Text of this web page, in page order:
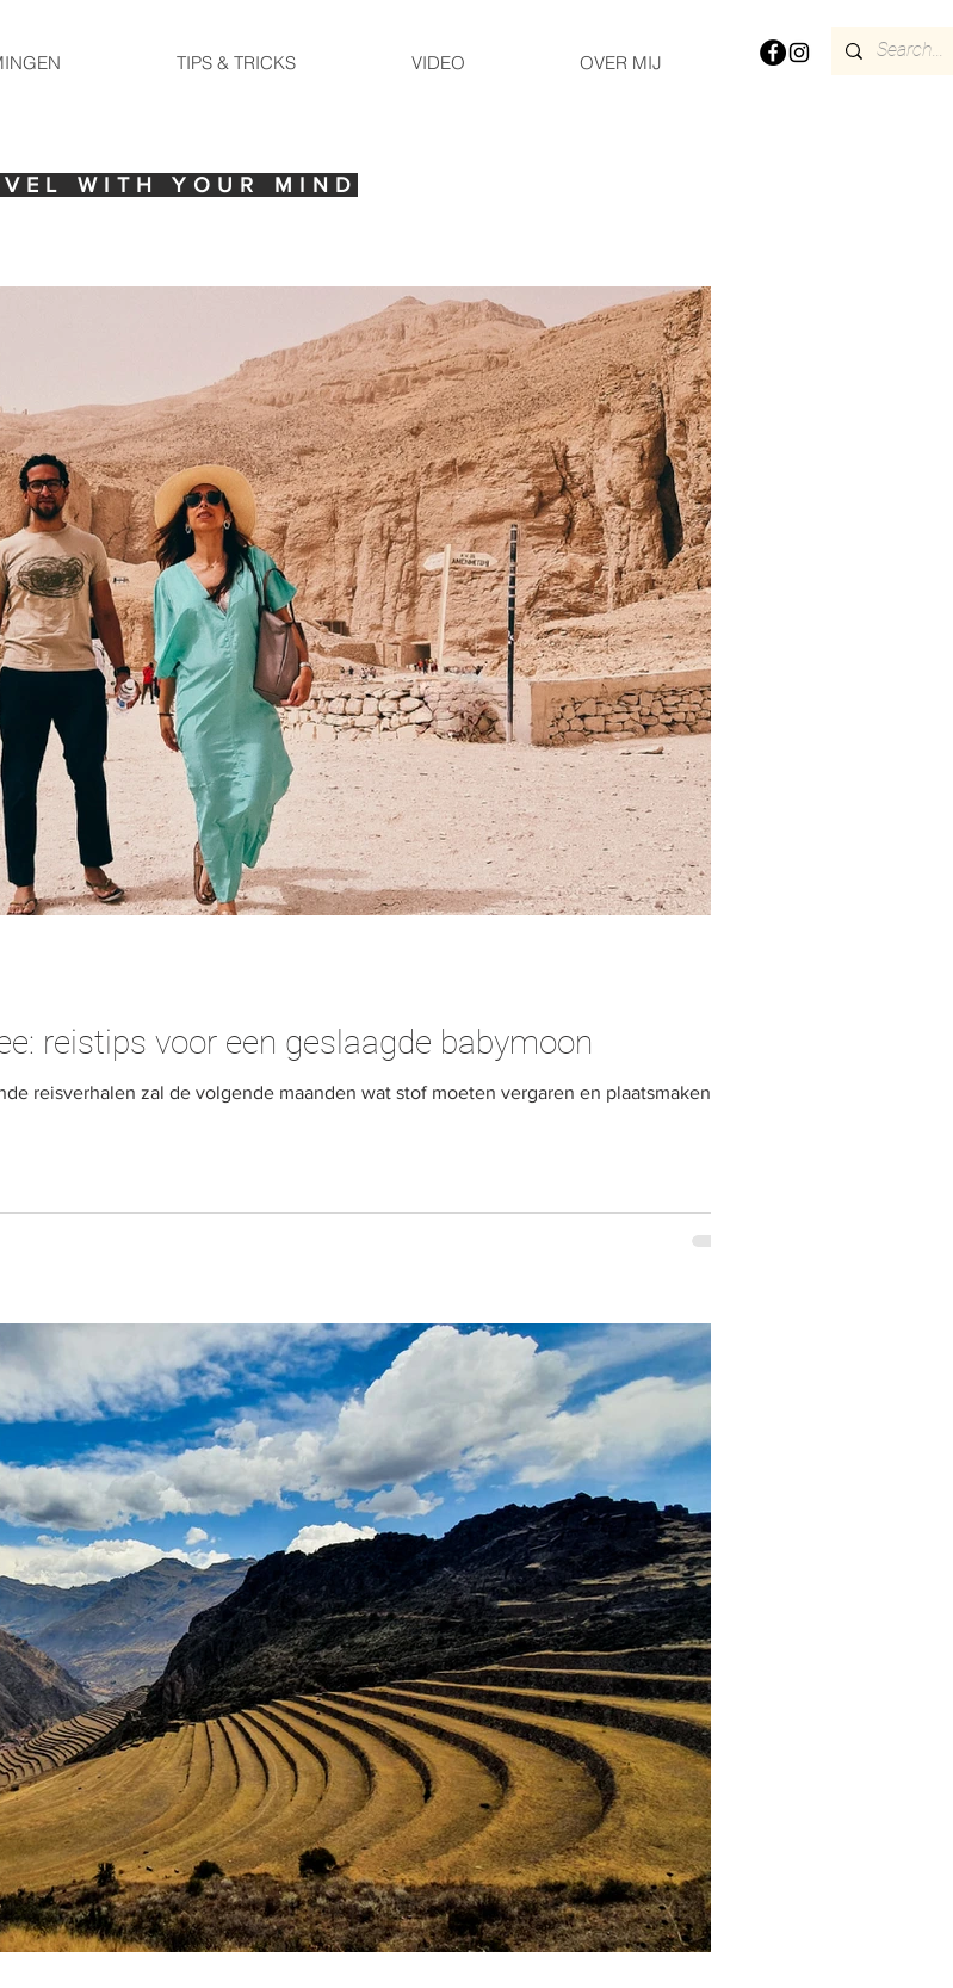
TIPS & TRICKS VIDEO OVER MIJ
WITH YOUR MIND
reistips voor een geslaagde babymoon
reisverhalen zal de volgende maanden wat stof moeten vergaren en plaatsmaken